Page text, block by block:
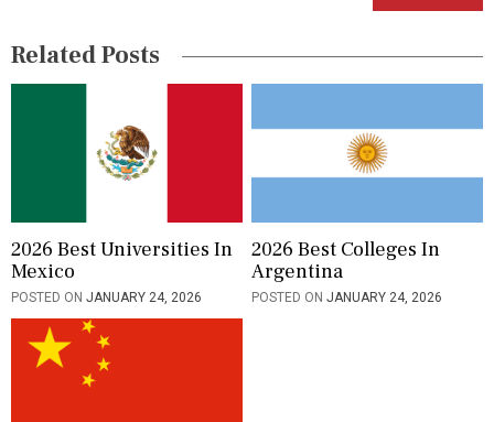
a
n
Related Posts
2026 Best Universities In
Mexico
POSTED ON JANUARY 24, 2026
2026 Best Colleges In
Argentina
POSTED ONJANUARY 24, 2026